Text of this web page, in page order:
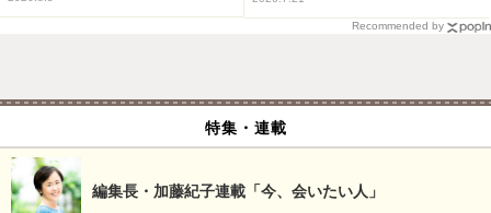
Recommended by
特集・連載
編集長・加藤紀子連載「今、会いたい人」